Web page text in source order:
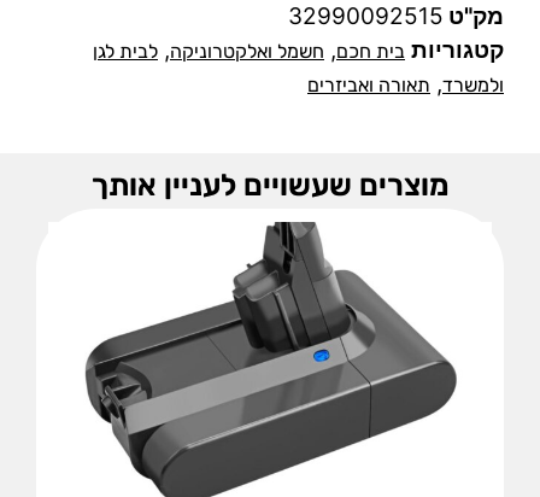
מק"ט 32990092515
קטגוריות בית חכם, חשמל ואלקטרוניקה, לבית לגן
ולמשרד, תאורה ואביזרים
מוצרים שעשויים לעניין אותך